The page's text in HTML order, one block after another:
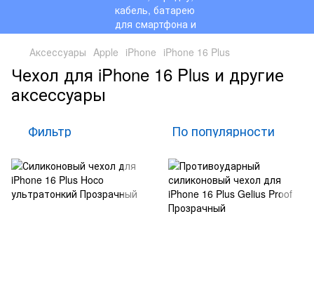
Аксессуары Apple iPhone iPhone 16 Plus
Чехол для iPhone 16 Plus и другие
аксессуары
Фильтр По популярности